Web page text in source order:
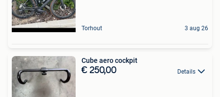
Torhout 3 aug 26
Cube aero cockpit
€ 250,00 Details